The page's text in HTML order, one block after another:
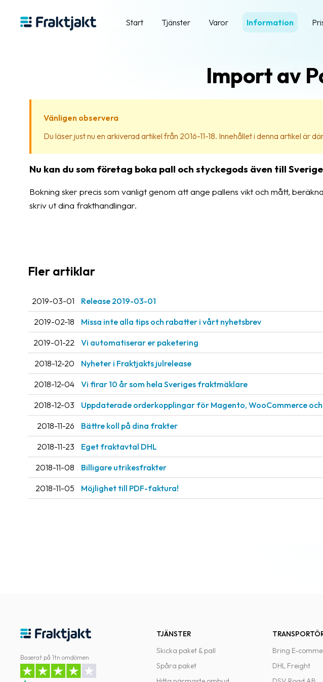
Start Tjänster Varor Information
Import av
Vänligen observera
Du läser just nu en arkiverad artikel från 2016-11-18. Innehållet i denna artikel är
Nu kan du som företag boka pall och styckegods även till
Bokning sker precis som vanligt genom att ange pallens vikt och mått,
skriv ut dina frakthandlingar.
Fler artiklar
2019-03-01 Release 2019-03-01
2019-02-18 Missa inte alla tips och rabatter i vårt nyhetsbrev
2019-01-22 Vi automatiserar er paketering
2018-12-20 Nyheter i Fraktjakts julrelease
2018-12-04 Vi firar 10 år som hela Sveriges fraktmäklare
2018-12-03 Uppdaterade orderkopplingar för Magento, WooCommerce
2018-11-26 Bättre koll på dina frakter
2018-11-23 Eget fraktavtal DHL
2018-11-08 Billigare utrikesfrakter
2018-11-05 Möjlighet till PDF-faktura!
Baserat på 1tn omdömen
TJÄNSTER
Skicka paket & pall
Spåra paket
Bring E-
DHL Freight